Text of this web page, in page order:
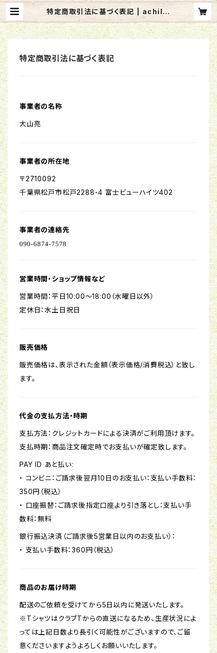
特定商取引法に基づく表記 | achille
asoft
特定商取引法に基づく表記
事業者の名称
大山亮
事業者の所在地
〒2710092
千葉県松戸市松戸2288-4 富士ビューハイツ402
事業者の連絡先
営業時間・ショップ情報など
営業時間：平日10:00～18:00（水曜日以外）
定休日：水土日祝日
販売価格
販売価格は、表示された金額（表示価格/消費税込）と致し
ます。
代金の支払方法・時期
支払方法：クレジットカードによる決済がご利用頂けます。
支払時期：商品注文確定時でお支払いが確定致します。
PAY ID あと払い:
・ コンビニ：ご請求後翌月10日のお支払い：支払い手数料：
350円（税込）
・ 口座振替：ご請求後指定口座より引き落とし：支払い手
数料：無料
銀行振込決済（ご請求後5営業日以内のお支払い）：
・ 支払い手数料：360円（税込）
商品のお届け時期
配送のご依頼を受けてから5日以内に発送いたします。
※TシャツはクラブTからの直送になるため、生産状況によ
っては上記日数より長引く可能性がございますので、ご留
意くださいますようよろしくお願いいたします。